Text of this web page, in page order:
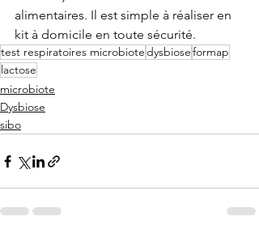
alimentaires. Il est simple à réaliser en
kit à domicile en toute sécurité.
test respiratoires microbiotedysbioseformap
lactose
microbiote
Dysbiose
sibo